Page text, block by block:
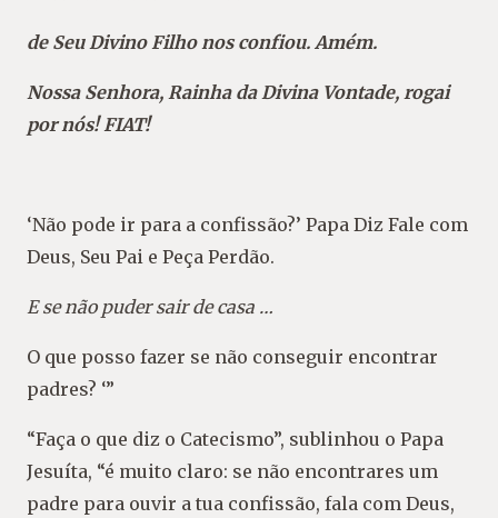
de Seu Divino Filho nos confiou. Amém.
Nossa Senhora, Rainha da Divina Vontade, rogai
por nós! FIAT!
‘Não pode ir para a confissão?’ Papa Diz Fale com
Deus, Seu Pai e Peça Perdão.
E se não puder sair de casa …
O que posso fazer se não conseguir encontrar
padres? ‘”
“Faça o que diz o Catecismo”, sublinhou o Papa
Jesuíta, “é muito claro: se não encontrares um
padre para ouvir a tua confissão, fala com Deus,